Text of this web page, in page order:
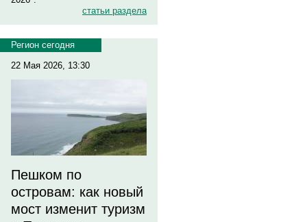
статьи раздела
Регион сегодня
22 Мая 2026, 13:30
Пешком по
островам: как новый
мост изменит туризм